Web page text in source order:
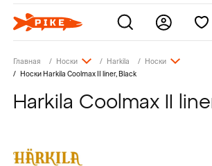
Главная Носки Harkila
Носки
Носки Harkila Coolmax II liner, Black
Harkila Coolmax II